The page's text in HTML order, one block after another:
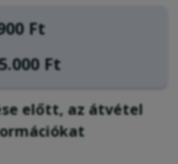
Ft
Ft
előtt, az átvétel